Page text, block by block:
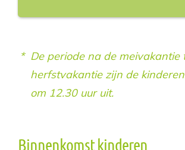
De periode na de meivakantie
herfstvakantie zijn de
om 12.30 uur uit.
Binnenkomst kinderen